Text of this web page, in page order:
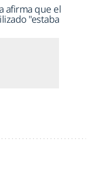
afirma que el
"estaba